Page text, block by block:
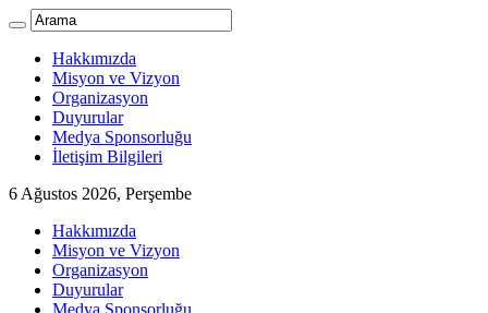
Hakkımızda
Misyon ve Vizyon
Organizasyon
Duyurular
Medya Sponsorluğu
İletişim Bilgileri
6 Ağustos 2026, Perşembe
Hakkımızda
Misyon ve Vizyon
Organizasyon
Duyurular
Medya Sponsorluğu